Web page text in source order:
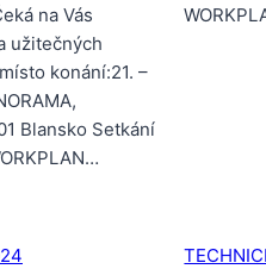
na Vás
užitečných
konání:21. –
Blansko Setkání